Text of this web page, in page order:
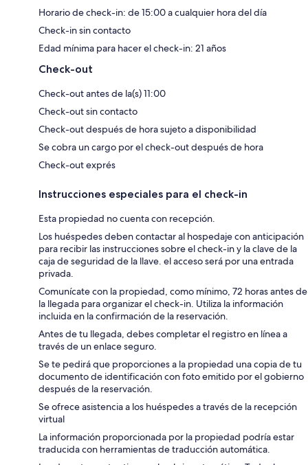
Horario de check-in: de 15:00 a cualquier hora del día
Check-in sin contacto
Edad mínima para hacer el check-in: 21 años
Check-out
Check-out antes de la(s) 11:00
Check-out sin contacto
Check-out después de hora sujeto a disponibilidad
Se cobra un cargo por el check-out después de hora
Check-out exprés
Instrucciones especiales para el check-in
Esta propiedad no cuenta con recepción.
Los huéspedes deben contactar al hospedaje con anticipación
para recibir las instrucciones sobre el check-in y la clave de la
caja de seguridad de la llave. el acceso será por una entrada
privada.
Comunícate con la propiedad, como mínimo, 72 horas antes de
la llegada para organizar el check-in. Utiliza la información
incluida en la confirmación de la reservación.
Antes de tu llegada, debes completar el registro en línea a
través de un enlace seguro.
Se te pedirá que proporciones a la propiedad una copia de tu
documento de identificación con foto emitido por el gobierno
después de la reservación.
Se ofrece asistencia a los huéspedes a través de la recepción
virtual
La información proporcionada por la propiedad podría estar
traducida con herramientas de traducción automática.